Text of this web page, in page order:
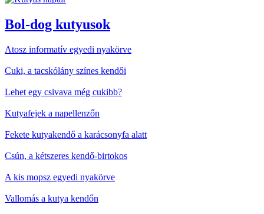
Bol-dog kutyusok
Atosz informatív egyedi nyakörve
Cuki, a tacskólány színes kendői
Lehet egy csivava még cukibb?
Kutyafejek a napellenzőn
Fekete kutyakendő a karácsonyfa alatt
Csún, a kétszeres kendő-birtokos
A kis mopsz egyedi nyakörve
Vallomás a kutya kendőn